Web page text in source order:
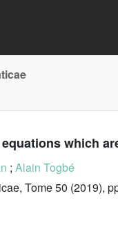
which
; Alain Togbé
Tome 50 (2019),